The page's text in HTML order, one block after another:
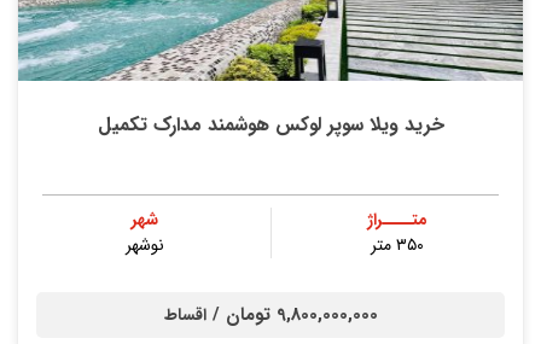
خرید ویلا سوپر لوکس هوشمند مدارک تکمیل
متــــراژ
۳۵۰ متر
شهر
نوشهر
9,800,000,000 تومان / اقساط